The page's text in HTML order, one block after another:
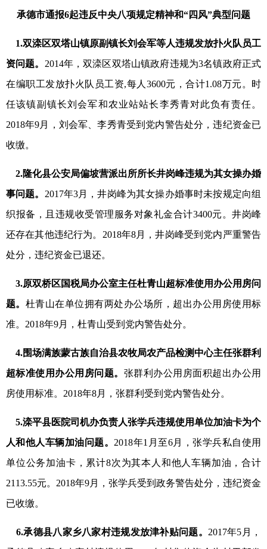
承德市通报6起违反中央八项规定精神和“四风”典型问题
1.双滦区双塔山镇原副镇长刘会军等人违规发放扑火队员工
资问题。 2014年，双滦区双塔山镇政府违规为3名镇政府正式
在编职工发放扑火队员工资,每人3600元，合计1.08万元。时
任该镇副镇长刘会军和农业站站长李秀青对此负有责任。
2018年9月，刘会军、李秀青受到党内警告处分，违纪资金已
收缴。
2.隆化县公安局偏坡营派出所所长井岗峰违规为其女操办婚
事问题。 2017年3月，井岗峰为其女操办婚事时未按规定向组
织报备，且违规收受管理服务对象礼金合计3400元。井岗峰
还存在其他违纪行为。2018年8月，井岗峰受到党内严重警告
处分，违纪资金已退还。
3.原双桥区国税局办公室主任杜青山超标准使用办公用房问
题。 杜青山在单位拥有两处办公场所，超出办公用房使用标
准。2018年9月，杜青山受到党内警告处分。
4.围场满族蒙古族自治县农牧局农产品检测中心主任张群利
超标准使用办公用房问题。 张群利办公用房面积超出办公用
房使用标准。2018年8月，张群利受到党内警告处分。
5.滦平县医院司机办负责人张学兵违规使用单位加油卡为个
人和他人车辆加油问题。 2018年1月至6月，张学兵私自使用
单位公务加油卡，累计8次为其本人和他人车辆加油，合计
2113.55元。2018年9月，张学兵受到政务警告处分，违纪资金
已收缴。
6.承德县八家乡八家村违规发放津补贴问题。 2017年5月，